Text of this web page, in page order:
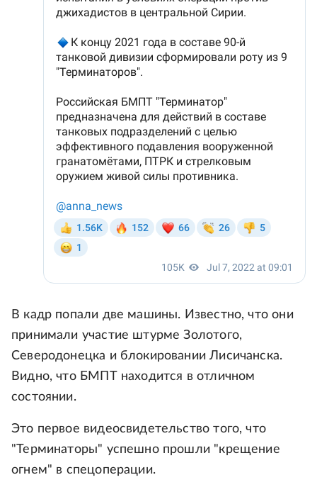
В кадр попали две машины. Известно, что они
принимали участие штурме Золотого,
Северодонецка и блокировании Лисичанска.
Видно, что БМПТ находится в отличном
состоянии.
Это первое видеосвидетельство того, что
"Терминаторы" успешно прошли "крещение
огнем" в спецоперации.